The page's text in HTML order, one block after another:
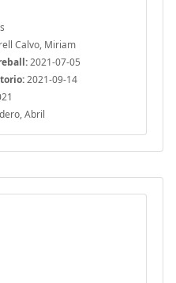
Calvo, Miriam
2021-07-05
2021-09-14
Abril